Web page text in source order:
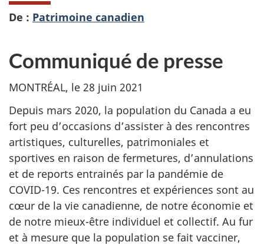
De : Patrimoine canadien
Communiqué de presse
MONTRÉAL, le 28 juin 2021
Depuis mars 2020, la population du Canada a eu
fort peu d’occasions d’assister à des rencontres
artistiques, culturelles, patrimoniales et
sportives en raison de fermetures, d’annulations
et de reports entrainés par la pandémie de
COVID-19. Ces rencontres et expériences sont au
cœur de la vie canadienne, de notre économie et
de notre mieux-être individuel et collectif. Au fur
et à mesure que la population se fait vacciner,